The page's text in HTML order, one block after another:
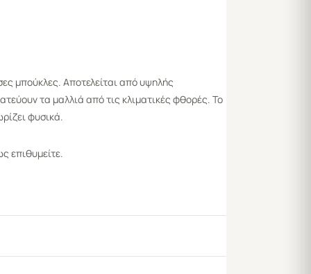
μπούκλες. Αποτελείται από υψηλής
τα μαλλιά από τις κλιματικές φθορές. Το
φυσικά.
επιθυμείτε.